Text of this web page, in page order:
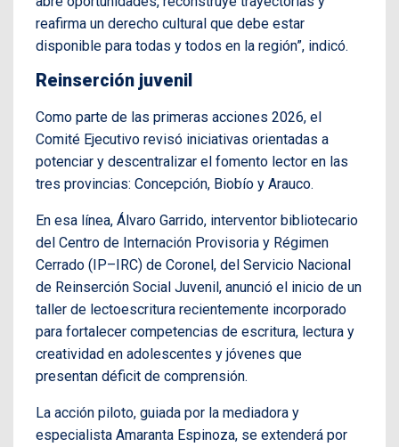
reafirma un derecho cultural que debe estar
disponible para todas y todos en la región”, indicó.
Reinserción juvenil
Como parte de las primeras acciones 2026, el
Comité Ejecutivo revisó iniciativas orientadas a
potenciar y descentralizar el fomento lector en las
tres provincias: Concepción, Biobío y Arauco.
En esa línea, Álvaro Garrido, interventor bibliotecario
del Centro de Internación Provisoria y Régimen
Cerrado (IP–IRC) de Coronel, del Servicio Nacional
de Reinserción Social Juvenil, anunció el inicio de un
taller de lectoescritura recientemente incorporado
para fortalecer competencias de escritura, lectura y
creatividad en adolescentes y jóvenes que
presentan déficit de comprensión.
La acción piloto, guiada por la mediadora y
especialista Amaranta Espinoza, se extenderá por